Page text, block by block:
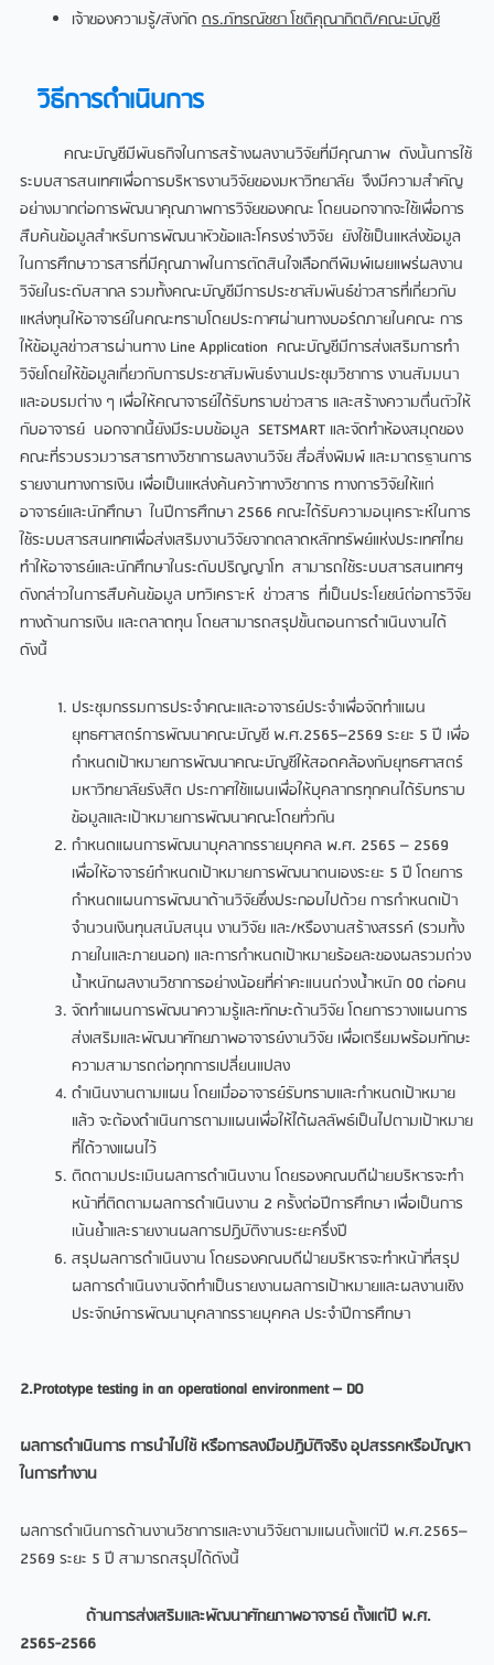
เจ้าของความรู้/สังกัดดร.ภัทรณัชชา โชติคุณากิตติ/คณะบัญชี
วิธีการดำเนินการ
คณะบัญชีมีพันธกิจในการสร้างผลงานวิจัยที่มีคุณภาพ ดังนั้นการใช้
ระบบสารสนเทศเพื่อการบริหารงานวิจัยของมหาวิทยาลัย จึงมีความสำคัญ
อย่างมากต่อการพัฒนาคุณภาพการวิจัยของคณะ โดยนอกจากจะใช้เพื่อการ
สืบค้นข้อมูลสำหรับการพัฒนาหัวข้อและโครงร่างวิจัย ยังใช้เป็นแหล่งข้อมูล
ในการศึกษาวารสารที่มีคุณภาพในการตัดสินใจเลือกตีพิมพ์เผยแพร่ผลงาน
วิจัยในระดับสากล รวมทั้งคณะบัญชีมีการประชาสัมพันธ์ข่าวสารที่เกี่ยวกับ
แหล่งทุนให้อาจารย์ในคณะทราบโดยประกาศผ่านทางบอร์ดภายในคณะ การ
ให้ข้อมูลข่าวสารผ่านทาง Line Application คณะบัญชีมีการส่งเสริมการทำ
วิจัยโดยให้ข้อมูลเกี่ยวกับการประชาสัมพันธ์งานประชุมวิชาการ งานสัมมนา
และอบรมต่าง ๆ เพื่อให้คณาจารย์ได้รับทราบข่าวสาร และสร้างความตื่นตัวให้
กับอาจารย์ นอกจากนี้ยังมีระบบข้อมูล SETSMART และจัดทำห้องสมุดของ
คณะที่รวบรวมวารสารทางวิชาการผลงานวิจัย สื่อสิ่งพิมพ์ และมาตรฐานการ
รายงานทางการเงิน เพื่อเป็นแหล่งค้นคว้าทางวิชาการ ทางการวิจัยให้แก่
อาจารย์และนักศึกษา ในปีการศึกษา 2566 คณะได้รับความอนุเคราะห์ในการ
ใช้ระบบสารสนเทศเพื่อส่งเสริมงานวิจัยจากตลาดหลักทรัพย์แห่งประเทศไทย
ทำให้อาจารย์และนักศึกษาในระดับปริญญาโท สามารถใช้ระบบสารสนเทศฯ
ดังกล่าวในการสืบค้นข้อมูล บทวิเคราะห์ ข่าวสาร ที่เป็นประโยชน์ต่อการวิจัย
ทางด้านการเงิน และตลาดทุน โดยสามารถสรุปขั้นตอนการดำเนินงานได้
ดังนี้
ประชุมกรรมการประจำคณะและอาจารย์ประจำเพื่อจัดทำแผน
ยุทธศาสตร์การพัฒนาคณะบัญชี พ.ศ.2565–2569 ระยะ 5 ปี เพื่อ
กำหนดเป้าหมายการพัฒนาคณะบัญชีให้สอดคล้องกับยุทธศาสตร์
มหาวิทยาลัยรังสิต ประกาศใช้แผนเพื่อให้บุคลากรทุกคนได้รับทราบ
ข้อมูลและเป้าหมายการพัฒนาคณะโดยทั่วกัน
กำหนดแผนการพัฒนาบุคลากรรายบุคคล พ.ศ. 2565 – 2569
เพื่อให้อาจารย์กำหนดเป้าหมายการพัฒนาตนเองระยะ 5 ปี โดยการ
กำหนดแผนการพัฒนาด้านวิจัยซึ่งประกอบไปด้วย การกำหนดเป้า
จำนวนเงินทุนสนับสนุน งานวิจัย และ/หรืองานสร้างสรรค์ (รวมทั้ง
ภายในและภายนอก) และการกำหนดเป้าหมายร้อยละของผลรวมถ่วง
น้ำหนักผลงานวิชาการอย่างน้อยที่ค่าคะแนนถ่วงน้ำหนัก 00 ต่อคน
จัดทำแผนการพัฒนาความรู้และทักษะด้านวิจัย โดยการวางแผนการ
ส่งเสริมและพัฒนาศักยภาพอาจารย์งานวิจัย เพื่อเตรียมพร้อมทักษะ
ความสามารถต่อทุกการเปลี่ยนแปลง
ดำเนินงานตามแผน โดยเมื่ออาจารย์รับทราบและกำหนดเป้าหมาย
แล้ว จะต้องดำเนินการตามแผนเพื่อให้ได้ผลลัพธ์เป็นไปตามเป้าหมาย
ที่ได้วางแผนไว้
ติดตามประเมินผลการดำเนินงาน โดยรองคณบดีฝ่ายบริหารจะทำ
หน้าที่ติดตามผลการดำเนินงาน 2 ครั้งต่อปีการศึกษา เพื่อเป็นการ
เน้นย้ำและรายงานผลการปฏิบัติงานระยะครึ่งปี
สรุปผลการดำเนินงาน โดยรองคณบดีฝ่ายบริหารจะทำหน้าที่สรุป
ผลการดำเนินงานจัดทำเป็นรายงานผลการเป้าหมายและผลงานเชิง
ประจักษ์การพัฒนาบุคลากรรายบุคคล ประจำปีการศึกษา
2.Prototype testing in an operational environment – DO
ผลการดำเนินการ การนำไปใช้ หรือการลงมือปฏิบัติจริงอุปสรรคหรือปัญหา
ในการทำงาน
ผลการดำเนินการด้านงานวิชาการและงานวิจัยตามแผนตั้งแต่ปี พ.ศ.2565–
2569 ระยะ 5 ปี สามารถสรุปได้ดังนี้
ด้านการส่งเสริมและพัฒนาศักยภาพอาจารย์ ตั้งแต่ปี พ.ศ.
2565-2566